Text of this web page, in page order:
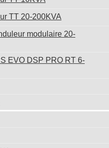
TT 20-200KVA
modulaire 20-
EVO DSP PRO RT 6-